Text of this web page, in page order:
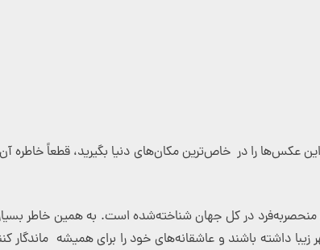
عکس‌ها را در خاص‌ترین مکان‌های دنیا بگیرید، قطعاً
در کل جهان شناخته‌شده است. به همین خاطر
داشته باشند و عاشقانه‌های خود را برای همیشه ماندگار